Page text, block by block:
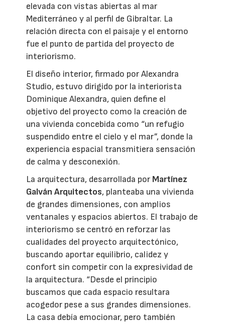
elevada con vistas abiertas al mar
Mediterráneo y al perfil de Gibraltar. La
relación directa con el paisaje y el entorno
fue el punto de partida del proyecto de
interiorismo.
El diseño interior, firmado por Alexandra
Studio, estuvo dirigido por la interiorista
Dominique Alexandra, quien define el
objetivo del proyecto como la creación de
una vivienda concebida como “un refugio
suspendido entre el cielo y el mar”, donde la
experiencia espacial transmitiera sensación
de calma y desconexión.
La arquitectura, desarrollada por Martínez
Galván Arquitectos, planteaba una vivienda
de grandes dimensiones, con amplios
ventanales y espacios abiertos. El trabajo de
interiorismo se centró en reforzar las
cualidades del proyecto arquitectónico,
buscando aportar equilibrio, calidez y
confort sin competir con la expresividad de
la arquitectura. “Desde el principio
buscamos que cada espacio resultara
acogedor pese a sus grandes dimensiones.
La casa debía emocionar, pero también